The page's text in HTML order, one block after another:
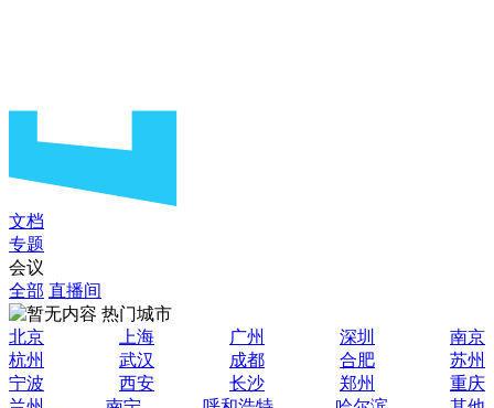
文档
专题
会议
全部 直播间
热门城市
北京
上海 广州 深圳
南京
杭州
武汉 成都 合肥
苏州
宁波
西安 长沙 郑州
重庆